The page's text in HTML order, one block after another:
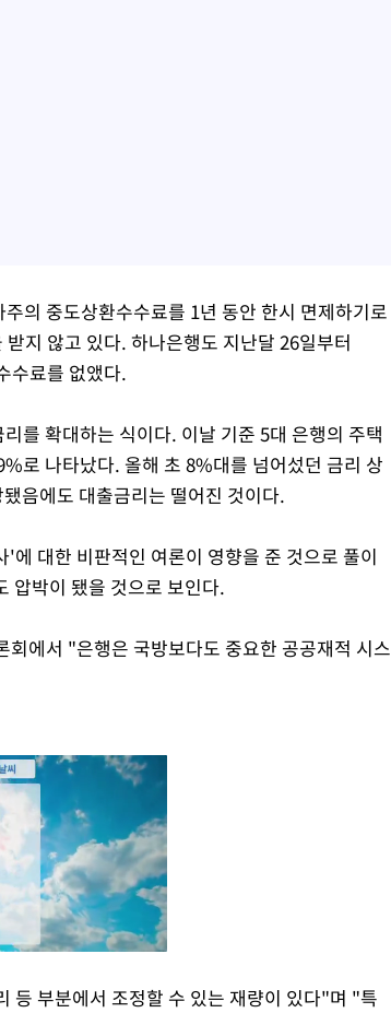
의 중도상환수수료를 1년 동안 한시 면제하기로
지 않고 있다. 하나은행도 지난달 26일부터
수료를 없앴다.
를 확대하는 식이다. 이날 기준 5대 은행의 주택
로 나타났다. 올해 초 8%대를 넘어섰던 금리 상
음에도 대출금리는 떨어진 것이다.
대한 비판적인 여론이 영향을 준 것으로 풀이
압박이 됐을 것으로 보인다.
에서 "은행은 국방보다도 중요한 공공재적 시스
등 부분에서 조정할 수 있는 재량이 있다"며 "특